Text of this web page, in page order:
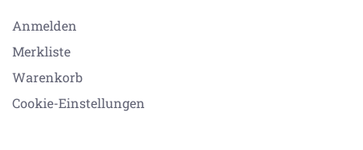
Anmelden
Merkliste
Warenkorb
Cookie-Einstellungen